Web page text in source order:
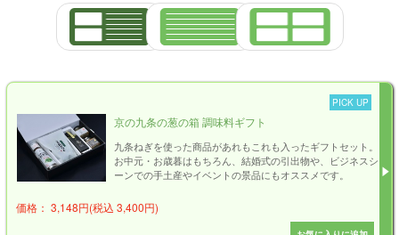
PICK UP
京の九条の葱の箱 調味料ギフト
九条ねぎを使った商品があれもこれも入ったギフトセット。
お中元・お歳暮はもちろん、結婚式の引出物や、ビジネスシ
ーンでの手土産やイベントの景品にもオススメです。
価格： 3,148円(税込 3,400円)